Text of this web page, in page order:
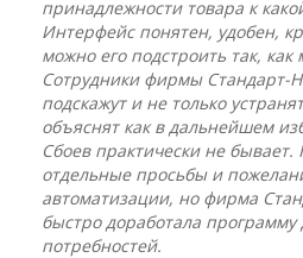
принадлежности товара к
Интерфейс понятен, удобен,
можно его подстроить так, как
Сотрудники фирмы Стандарт-Н
подскажут и не только
объяснят как в дальнейшем
Сбоев практически не
отдельные просьбы и
автоматизации, но фирма
быстро доработала программу
потребностей.